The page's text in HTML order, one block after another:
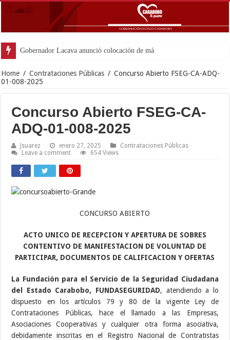
Gobernador Lacava anunció colocación de más de mil 500 ton
Home / Contrataciones Públicas / Concurso Abierto FSEG-CA-ADQ-
01-008-2025
Concurso Abierto FSEG-CA-
ADQ-01-008-2025
Jsuarez enero 27, 2025
Contrataciones Públicas
Leave a comment
654 Views
CONCURSO ABIERTO
ACTO UNICO DE RECEPCION Y APERTURA DE SOBRES
CONTENTIVO DE MANIFESTACION DE VOLUNTAD DE
PARTICIPAR, DOCUMENTOS DE CALIFICACION Y OFERTAS
La Fundación para el Servicio de la Seguridad Ciudadana
del Estado Carabobo, FUNDASEGURIDAD, atendiendo a lo
dispuesto en los artículos 79 y 80 de la vigente Ley de
Contrataciones Públicas, hace el llamado a las Empresas,
Asociaciones Cooperativas y cualquier otra forma asociativa,
debidamente inscritas en el Registro Nacional de Contratistas